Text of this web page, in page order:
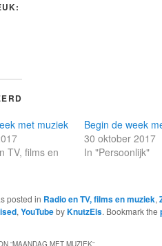
met muziek
TV, films en
Begin de week
30 oktober 2017
In "Persoonlijk"
posted in Radio en TV, films en muziek,
,YouTubebyKnutzEls. Bookmark the
“MAANDAG MET MUZIEK”